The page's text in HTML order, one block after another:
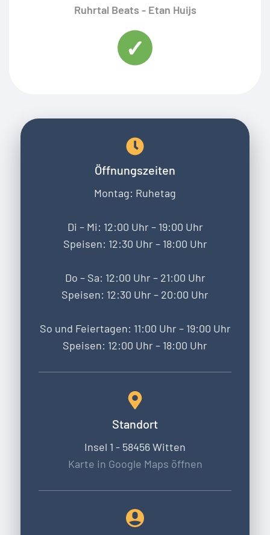
Ruhrtal Beats - Etan Huijs
Öffnungszeiten
Montag: Ruhetag
Di – Mi: 12:00 Uhr – 19:00 Uhr
Speisen: 12:30 Uhr – 18:00 Uhr
Do – Sa: 12:00 Uhr – 21:00 Uhr
Speisen: 12:30 Uhr – 20:00 Uhr
So und Feiertagen: 11:00 Uhr – 19:00 Uhr
Speisen: 12:00 Uhr – 18:00 Uhr
Standort
Insel 1 - 58456 Witten
Karte in Google Maps öffnen